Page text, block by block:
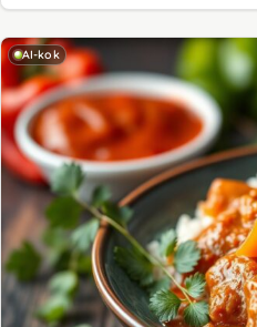
AI-kok